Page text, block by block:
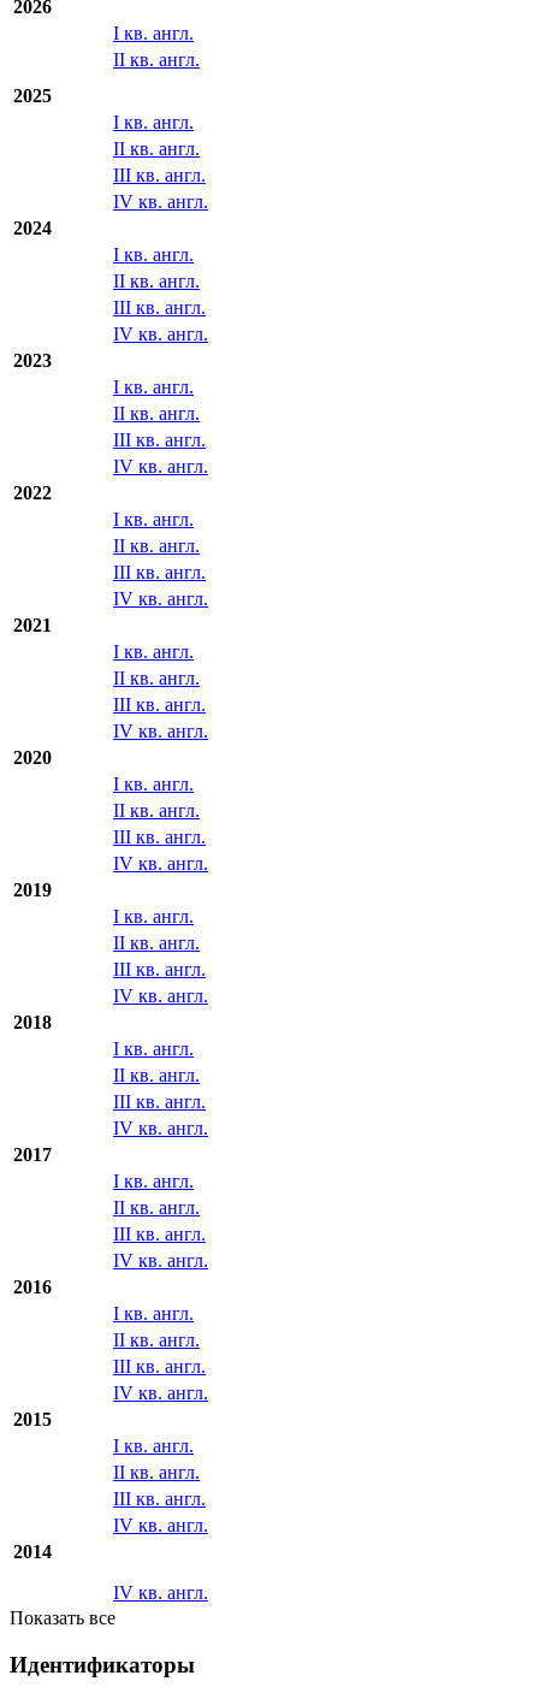
2026
I кв. англ.
II кв. англ.
2025
I кв. англ.
II кв. англ.
III кв. англ.
IV кв. англ.
2024
I кв. англ.
II кв. англ.
III кв. англ.
IV кв. англ.
2023
I кв. англ.
II кв. англ.
III кв. англ.
IV кв. англ.
2022
I кв. англ.
II кв. англ.
III кв. англ.
IV кв. англ.
2021
I кв. англ.
II кв. англ.
III кв. англ.
IV кв. англ.
2020
I кв. англ.
II кв. англ.
III кв. англ.
IV кв. англ.
2019
I кв. англ.
II кв. англ.
III кв. англ.
IV кв. англ.
2018
I кв. англ.
II кв. англ.
III кв. англ.
IV кв. англ.
2017
I кв. англ.
II кв. англ.
III кв. англ.
IV кв. англ.
2016
I кв. англ.
II кв. англ.
III кв. англ.
IV кв. англ.
2015
I кв. англ.
II кв. англ.
III кв. англ.
IV кв. англ.
2014
IV кв. англ.
Показать все
Идентификаторы